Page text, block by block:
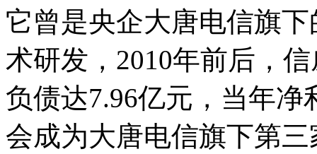
它曾是央企大唐电信旗
术研发，2010年前后，
负债达7.96亿元，当年净
会成为大唐电信旗下第